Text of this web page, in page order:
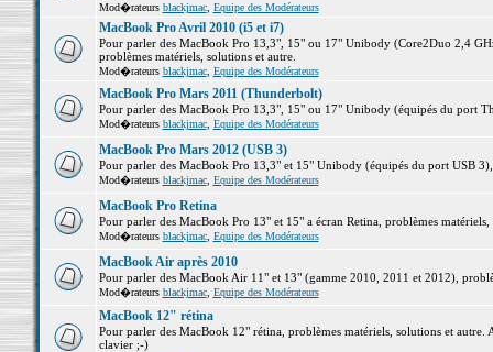
Mod�rateurs blackjmac, Equipe des Modérateurs
MacBook Pro Avril 2010 (i5 et i7)
Pour parler des MacBook Pro 13,3", 15" ou 17" Unibody (Core2Duo 2,4
problèmes matériels, solutions et autre.
Mod�rateurs blackjmac, Equipe des Modérateurs
MacBook Pro Mars 2011 (Thunderbolt)
Pour parler des MacBook Pro 13,3", 15" ou 17" Unibody (équipés du port
Mod�rateurs blackjmac, Equipe des Modérateurs
MacBook Pro Mars 2012 (USB 3)
Pour parler des MacBook Pro 13,3" et 15" Unibody (équipés du port USB
Mod�rateurs blackjmac, Equipe des Modérateurs
MacBook Pro Retina
Pour parler des MacBook Pro 13" et 15" a écran Retina, problèmes matériels,
Mod�rateurs blackjmac, Equipe des Modérateurs
MacBook Air après 2010
Pour parler des MacBook Air 11" et 13" (gamme 2010, 2011 et 2012),
Mod�rateurs blackjmac, Equipe des Modérateurs
MacBook 12" rétina
Pour parler des MacBook 12" rétina, problèmes matériels, solutions et
clavier ;-)